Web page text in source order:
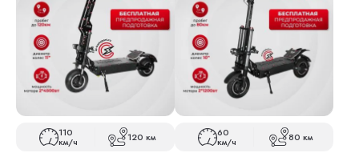
110
км/ч 120 км 60
км/ч 80 км